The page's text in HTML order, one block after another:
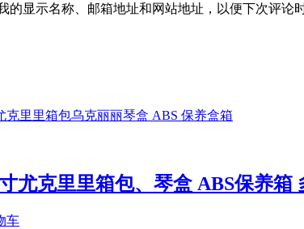
的显示名称、邮箱地址和网站地址，以便下次评论时
寸尤克里里箱包、琴盒 ABS保养箱
车